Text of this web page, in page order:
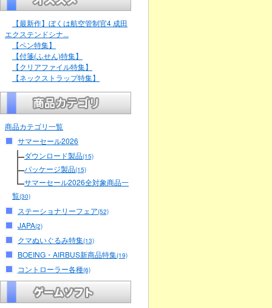
【最新作】ぼくは航空管制官4 成田
エクステンドシナ...
【ペン特集】
【付箋(ふせん)特集】
【クリアファイル特集】
【ネックストラップ特集】
商品カテゴリ一覧
サマーセール2026
ダウンロード製品(15)
パッケージ製品(15)
サマーセール2026全対象商品一
覧(30)
ステーショナリーフェア(52)
JAPA(2)
クマぬいぐるみ特集(13)
BOEING・AIRBUS新商品特集(19)
コントローラー各種(6)